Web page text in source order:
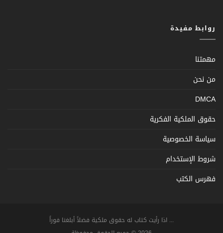
روابط مفيدة
مهمتنا
من نحن
DMCA
حقوق الملكية الفكرية
سياسة الخصوصية
شروط الإستخدام
فهرس الكتب
... اذا رأيت كتاب له حقوق ملكية فضلاً أبلغنا فوراً